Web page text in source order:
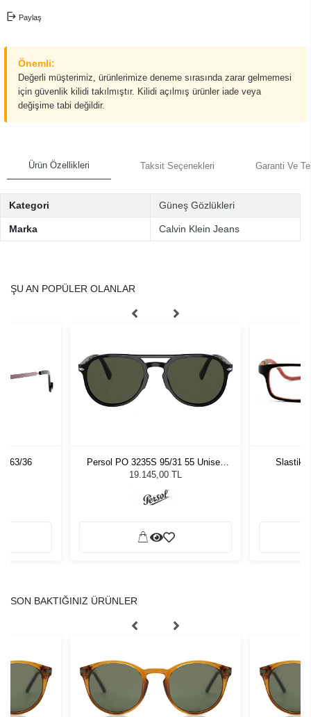
Paylaş
Önemli:
Değerli müşterimiz, ürünlerimize deneme sırasında zarar gelmemesi
için güvenlik kilidi takılmıştır. Kilidi açılmış ürünler iade veya
değişime tabi değildir.
Ürün Özellikleri Taksit Seçenekleri Garanti Ve
Kategori Güneş Gözlükleri
Marka Calvin Klein Jeans
ŞU AN POPÜLER OLANLAR
C63/36
Persol PO 3235S 95/31 55 Unisex
Güneş Gözlüğü
19.145,00 TL
Slastik
SON BAKTIĞINIZ ÜRÜNLER